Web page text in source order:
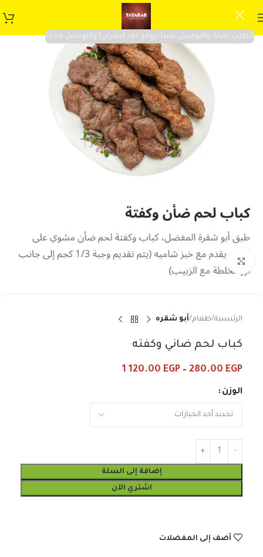
الطلب عليك والتوصيل علينا برومو كود (طيران) والتوصيل مجانا
Click to enlarge
الرئيسية طعام أبو شقره
كباب لحم ضاني وكفته
280.00 EGP
–
1 120.00 EGP
الوزن
إضافة إلى السلة
اشتري الآن
أضف إلى المفضلات